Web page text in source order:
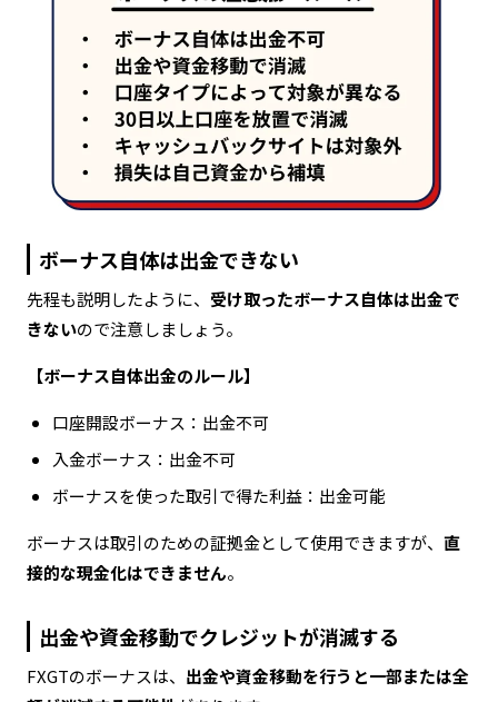
ボーナス自体は出金できない
先程も説明したように、 受け取ったボーナス自体は出金で
きないので注意しましょう。
【ボーナス自体出金のルール】
口座開設ボーナス：出金不可
入金ボーナス：出金不可
ボーナスを使った取引で得た利益：出金可能
ボーナスは取引のための証拠金として使用できますが、 直
接的な現金化はできません。
出金や資金移動でクレジットが消滅する
FXGTのボーナスは、 出金や資金移動を行うと一部または全